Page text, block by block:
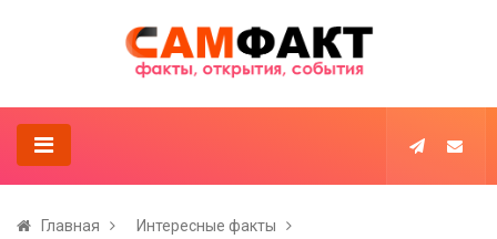
Главная
Интересные факты